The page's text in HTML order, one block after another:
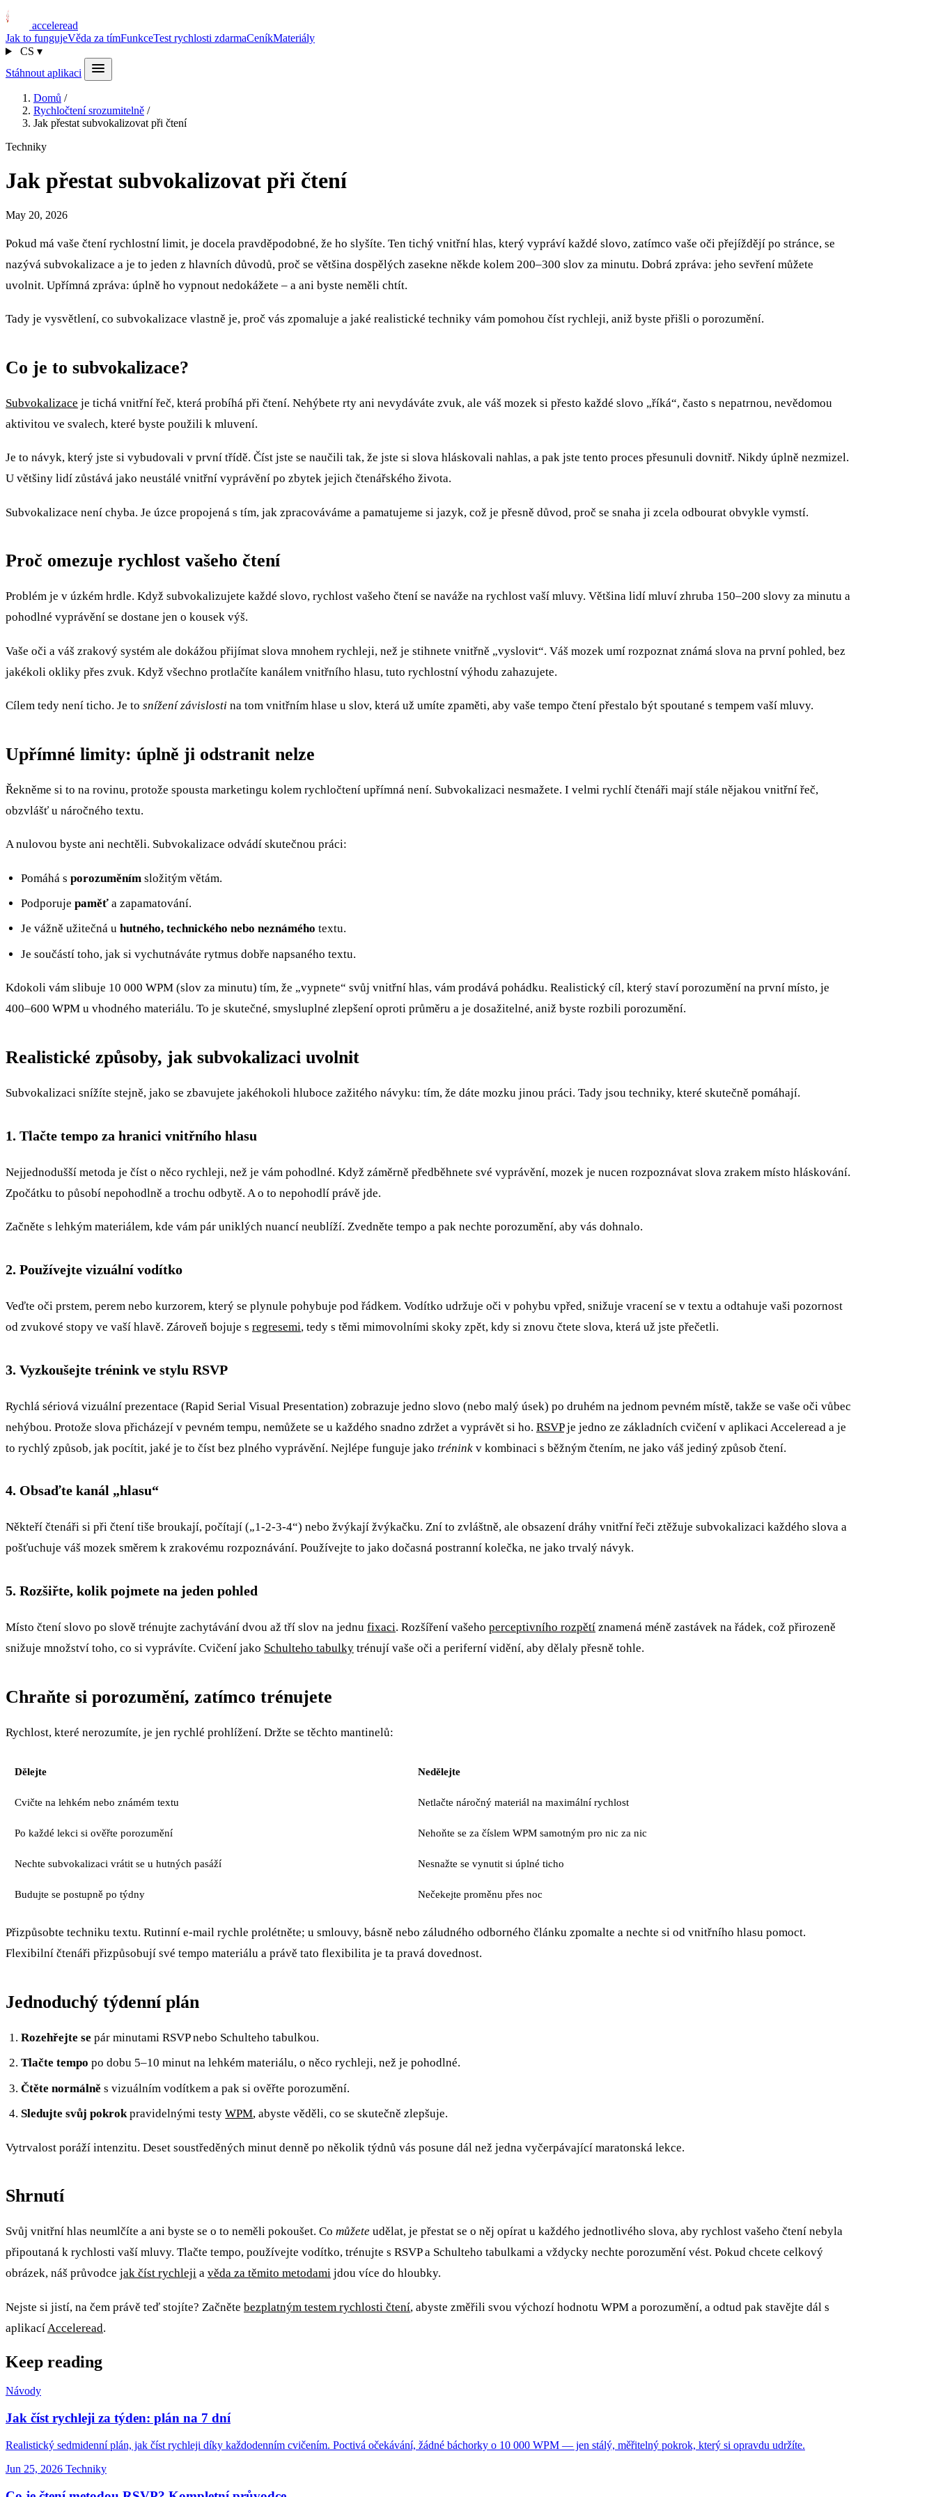
acceleread
Jak to fungujeVěda za tímFunkceTest rychlosti zdarmaCeníkMateriály
CS ▾
Stáhnout aplikaci
Domů /
Rychločtení srozumitelně /
Jak přestat subvokalizovat při čtení
Techniky
Jak přestat subvokalizovat při čtení
May 20, 2026
Pokud má vaše čtení rychlostní limit, je docela pravděpodobné, že ho slyšíte. Ten tichý vnitřní hlas, který vypráví každé slovo, zatímco vaše oči přejíždějí po stránce, se
nazývá subvokalizace a je to jeden z hlavních důvodů, proč se většina dospělých zasekne někde kolem 200–300 slov za minutu. Dobrá zpráva: jeho sevření můžete
uvolnit. Upřímná zpráva: úplně ho vypnout nedokážete – a ani byste neměli chtít.
Tady je vysvětlení, co subvokalizace vlastně je, proč vás zpomaluje a jaké realistické techniky vám pomohou číst rychleji, aniž byste přišli o porozumění.
Co je to subvokalizace?
Subvokalizace je tichá vnitřní řeč, která probíhá při čtení. Nehýbete rty ani nevydáváte zvuk, ale váš mozek si přesto každé slovo „říká“, často s nepatrnou, nevědomou
aktivitou ve svalech, které byste použili k mluvení.
Je to návyk, který jste si vybudovali v první třídě. Číst jste se naučili tak, že jste si slova hláskovali nahlas, a pak jste tento proces přesunuli dovnitř. Nikdy úplně nezmizel.
U většiny lidí zůstává jako neustálé vnitřní vyprávění po zbytek jejich čtenářského života.
Subvokalizace není chyba. Je úzce propojená s tím, jak zpracováváme a pamatujeme si jazyk, což je přesně důvod, proč se snaha ji zcela odbourat obvykle vymstí.
Proč omezuje rychlost vašeho čtení
Problém je v úzkém hrdle. Když subvokalizujete každé slovo, rychlost vašeho čtení se naváže na rychlost vaší mluvy. Většina lidí mluví zhruba 150–200 slovy za minutu a
pohodlné vyprávění se dostane jen o kousek výš.
Vaše oči a váš zrakový systém ale dokážou přijímat slova mnohem rychleji, než je stihnete vnitřně „vyslovit“. Váš mozek umí rozpoznat známá slova na první pohled, bez
jakékoli okliky přes zvuk. Když všechno protlačíte kanálem vnitřního hlasu, tuto rychlostní výhodu zahazujete.
Cílem tedy není ticho. Je to snížení závislosti na tom vnitřním hlase u slov, která už umíte zpaměti, aby vaše tempo čtení přestalo být spoutané s tempem vaší mluvy.
Upřímné limity: úplně ji odstranit nelze
Řekněme si to na rovinu, protože spousta marketingu kolem rychločtení upřímná není. Subvokalizaci nesmažete. I velmi rychlí čtenáři mají stále nějakou vnitřní řeč,
obzvlášť u náročného textu.
A nulovou byste ani nechtěli. Subvokalizace odvádí skutečnou práci:
Pomáhá sporozuměním složitým větám.
Podporujepaměť a zapamatování.
Je vážně užitečná uhutného, technického nebo neznámého textu.
Je součástí toho, jak si vychutnáváte rytmus dobře napsaného textu.
Kdokoli vám slibuje 10 000 WPM (slov za minutu) tím, že „vypnete“ svůj vnitřní hlas, vám prodává pohádku. Realistický cíl, který staví porozumění na první místo, je
400–600 WPM u vhodného materiálu. To je skutečné, smysluplné zlepšení oproti průměru a je dosažitelné, aniž byste rozbili porozumění.
Realistické způsoby, jak subvokalizaci uvolnit
Subvokalizaci snížíte stejně, jako se zbavujete jakéhokoli hluboce zažitého návyku: tím, že dáte mozku jinou práci. Tady jsou techniky, které skutečně pomáhají.
1. Tlačte tempo za hranici vnitřního hlasu
Nejjednodušší metoda je číst o něco rychleji, než je vám pohodlné. Když záměrně předběhnete své vyprávění, mozek je nucen rozpoznávat slova zrakem místo hláskování.
Zpočátku to působí nepohodlně a trochu odbytě. A o to nepohodlí právě jde.
Začněte s lehkým materiálem, kde vám pár uniklých nuancí neublíží. Zvedněte tempo a pak nechte porozumění, aby vás dohnalo.
2. Používejte vizuální vodítko
Veďte oči prstem, perem nebo kurzorem, který se plynule pohybuje pod řádkem. Vodítko udržuje oči v pohybu vpřed, snižuje vracení se v textu a odtahuje vaši pozornost
od zvukové stopy ve vaší hlavě. Zároveň bojuje s regresemi, tedy s těmi mimovolními skoky zpět, kdy si znovu čtete slova, která už jste přečetli.
3. Vyzkoušejte trénink ve stylu RSVP
Rychlá sériová vizuální prezentace (Rapid Serial Visual Presentation) zobrazuje jedno slovo (nebo malý úsek) po druhém na jednom pevném místě, takže se vaše oči vůbec
nehýbou. Protože slova přicházejí v pevném tempu, nemůžete se u každého snadno zdržet a vyprávět si ho. RSVPje jedno ze základních cvičení v aplikaci Acceleread a je
to rychlý způsob, jak pocítit, jaké je to číst bez plného vyprávění. Nejlépe funguje jako trénink v kombinaci s běžným čtením, ne jako váš jediný způsob čtení.
4. Obsaďte kanál „hlasu“
Někteří čtenáři si při čtení tiše broukají, počítají („1-2-3-4“) nebo žvýkají žvýkačku. Zní to zvláštně, ale obsazení dráhy vnitřní řeči ztěžuje subvokalizaci každého slova a
pošťuchuje váš mozek směrem k zrakovému rozpoznávání. Používejte to jako dočasná postranní kolečka, ne jako trvalý návyk.
5. Rozšiřte, kolik pojmete na jeden pohled
Místo čtení slovo po slově trénujte zachytávání dvou až tří slov na jednu fixaci. Rozšíření vašeho perceptivního rozpětí znamená méně zastávek na řádek, což přirozeně
snižuje množství toho, co si vyprávíte. Cvičení jako Schulteho tabulky trénují vaše oči a periferní vidění, aby dělaly přesně tohle.
Chraňte si porozumění, zatímco trénujete
Rychlost, které nerozumíte, je jen rychlé prohlížení. Držte se těchto mantinelů:
Dělejte Nedělejte
Cvičte na lehkém nebo známém textu Netlačte náročný materiál na maximální rychlost
Po každé lekci si ověřte porozumění Nehoňte se za číslem WPM samotným pro nic za nic
Nechte subvokalizaci vrátit se u hutných pasáží Nesnažte se vynutit si úplné ticho
Budujte se postupně po týdny Nečekejte proměnu přes noc
Přizpůsobte techniku textu. Rutinní e-mail rychle prolétněte; u smlouvy, básně nebo záludného odborného článku zpomalte a nechte si od vnitřního hlasu pomoct.
Flexibilní čtenáři přizpůsobují své tempo materiálu a právě tato flexibilita je ta pravá dovednost.
Jednoduchý týdenní plán
Rozehřejte se pár minutami RSVP nebo Schulteho tabulkou.
Tlačte tempo po dobu 5–10 minut na lehkém materiálu, o něco rychleji, než je pohodlné.
Čtěte normálně s vizuálním vodítkem a pak si ověřte porozumění.
Sledujte svůj pokrokpravidelnými testyWPM, abyste věděli, co se skutečně zlepšuje.
Vytrvalost poráží intenzitu. Deset soustředěných minut denně po několik týdnů vás posune dál než jedna vyčerpávající maratonská lekce.
Shrnutí
Svůj vnitřní hlas neumlčíte a ani byste se o to neměli pokoušet. Co můžete udělat, je přestat se o něj opírat u každého jednotlivého slova, aby rychlost vašeho čtení nebyla
připoutaná k rychlosti vaší mluvy. Tlačte tempo, používejte vodítko, trénujte s RSVP a Schulteho tabulkami a vždycky nechte porozumění vést. Pokud chcete celkový
obrázek, náš průvodce jak číst rychleji a věda za těmito metodami jdou více do hloubky.
Nejste si jistí, na čem právě teď stojíte? Začněte bezplatným testem rychlosti čtení, abyste změřili svou výchozí hodnotu WPM a porozumění, a odtud pak stavějte dál s
aplikací Acceleread.
Keep reading
Návody
Jak číst rychleji za týden: plán na 7 dní
Realistický sedmidenní plán, jak číst rychleji díky každodenním cvičením. Poctivá očekávání, žádné báchorky o 10 000 WPM — jen stálý, měřitelný pokrok, který si opravdu udržíte.
Jun 25, 2026 Techniky